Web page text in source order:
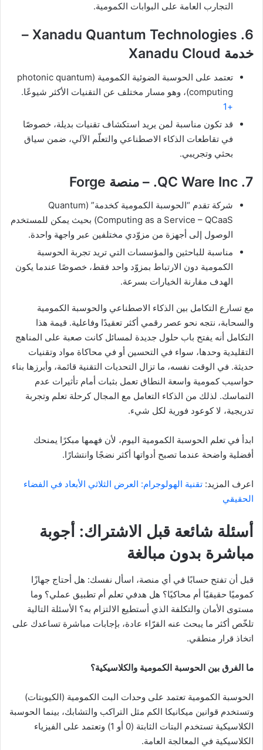
التجارب العامة على البوابات الكمومية.
6. Xanadu Quantum Technologies –
خدمة ‎Xanadu Cloud
تعتمد على الحوسبة الضوئية الكمومية (photonic quantum
computing)، وهو مسار مختلف عن التقنيات الأكثر شيوعًا.
+1
قد تكون مناسبة لمن يريد استكشاف تقنيات بديلة، خصوصًا
في تقاطعات الذكاء الاصطناعي والتعلّم الآلي، ضمن سياق
بحثي وتجريبي.
7. QC Ware Inc. – منصة ‎Forge
شركة تقدم “الحوسبة الكمومية كخدمة” (Quantum
Computing as a Service – QCaaS) بحيث يمكن للمستخدم
الوصول إلى أجهزة من مزوّدي مختلفين عبر واجهة واحدة.
مناسبة للباحثين والمؤسسات التي تريد تجربة الحوسبة
الكمومية دون الارتباط بمزوّد واحد فقط، خصوصًا عندما يكون
الهدف مقارنة الخيارات بسرعة.
مع تسارع التكامل بين الذكاء الاصطناعي والحوسبة الكمومية
والسحابة، نتجه نحو عصر رقمي أكثر تعقيدًا وفاعلية. قيمة هذا
التكامل أنه يفتح باب حلول جديدة لمسائل كانت صعبة على المناهج
التقليدية وحدها، سواء في التحسين أو في محاكاة مواد وتقنيات
حديثة. في الوقت نفسه، ما تزال التحديات التقنية قائمة، وأبرزها بناء
حواسيب كمومية واسعة النطاق تعمل بثبات أمام تأثيرات عدم
التماسك. لذلك من الذكاء التعامل مع المجال كرحلة تعلم وتجربة
تدريجية، لا كوعود فورية لكل شيء.
ابدأ في تعلم الحوسبة الكمومية اليوم، لأن فهمها مبكرًا يمنحك
أفضلية واضحة عندما تصبح أدواتها أكثر نضجًا وانتشارًا.
اعرف المزيد: تقنية الهولوجرام: العرض الثلاثي الأبعاد في الفضاء
الحقيقي
أسئلة شائعة قبل الاشتراك: أجوبة
مباشرة بدون مبالغة
قبل أن تفتح حسابًا في أي منصة، اسأل نفسك: هل أحتاج جهازًا
كموميًا حقيقيًا أم محاكيًا؟ هل هدفي تعلم أم تطبيق عملي؟ وما
مستوى الأمان والتكلفة الذي أستطيع الالتزام به؟ الأسئلة التالية
تلخّص أكثر ما يبحث عنه القرّاء عادة، بإجابات مباشرة تساعدك على
اتخاذ قرار منطقي.
ما الفرق بين الحوسبة الكمومية والكلاسيكية؟
الحوسبة الكمومية تعتمد على وحدات البت الكمومية (الكيوبتات)
وتستخدم قوانين ميكانيكا الكم مثل التراكب والتشابك، بينما الحوسبة
الكلاسيكية تستخدم البتات الثابتة (0 أو 1) وتعتمد على الفيزياء
الكلاسيكية في المعالجة العامة.